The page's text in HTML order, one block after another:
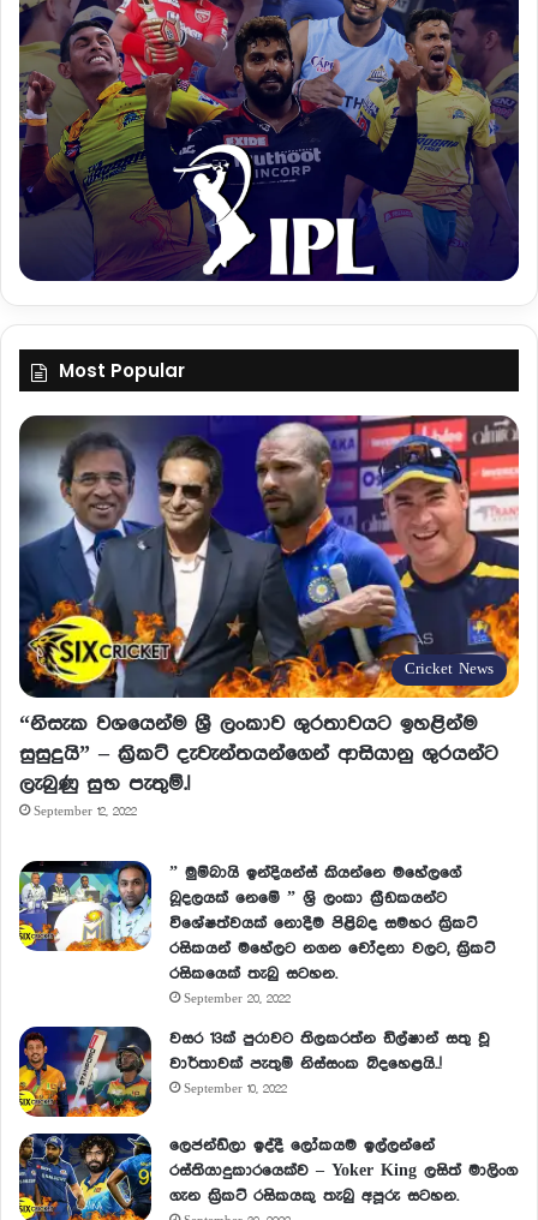
Most Popular
Cricket News
“නිසැක වශයෙන්ම ශ්‍රී ලංකාව ශුරතාවයට ඉහළින්ම
සුසුදුයි” – ක්‍රිකට් දැවැන්තයන්ගෙන් ආසියානු ශුරයන්ට
ලැබුණු සුභ පැතුම්.!
September 12, 2022
” මුම්බායි ඉන්දියන්ස් කියන්නෙ මහේලගේ
බූදලයක් නෙමේ ” ශ්‍රි ලංකා ක්‍රීඩකයන්ට
විශේෂත්වයක් නොදීම පිළිබද සමහර ක්‍රිකට්
රසිකයන් මහේලට නගන චෝදනා වලට, ක්‍රිකට්
රසිකයෙක් තැබු සටහන.
September 20, 2022
වසර 13ක් පුරාවට තිලකරත්න ඩිල්ෂාන් සතු වූ
වාර්තාවක් පැතුම් නිස්සංක බිදහෙළයි..!
September 10, 2022
ලෙජන්ඩ්ලා ඉද්දී ලෝකයම ඉල්ලන්නේ
රස්තියාදුකාරයෙක්ව – Yoker King ලසිත් මාලිංග
ගැන ක්‍රිකට් රසිකයකු තැබු අපූරු සටහන.